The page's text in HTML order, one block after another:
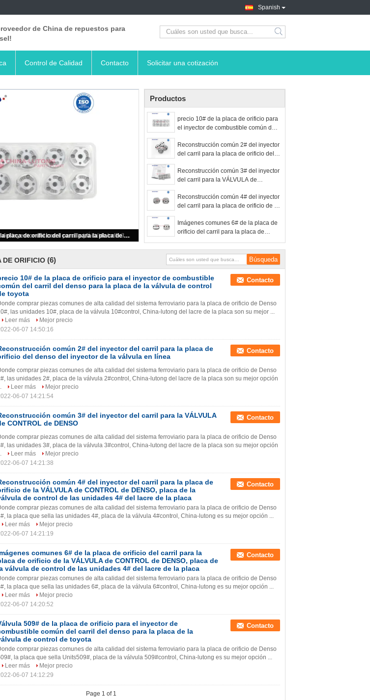
Spanish
de China de repuestos para
Control de Calidad Contacto Solicitar una cotización
precio 10# de la placa de orificio para el inyector de combustible común del carril del denso para la placa de la válvula de control de toyota
Productos
precio 10# de la placa de orificio para
el inyector de combustible común del
válvula de control de toyota
Reconstrucción común 2# del inyector
del carril para la placa de orificio del
línea
Reconstrucción común 3# del inyector
del carril para la VÁLVULA de
Reconstrucción común 4# del inyector
del carril para la placa de orificio de la
placa de la válvula de control de las
unidades 4# del lacre de la placa
Imágenes comunes 6# de la placa de
orificio del carril para la placa de
de DENSO, placa de la válvula de
control de las unidades 4# del lacre
de la placa
DE ORIFICIO (6)
10# de la placa de orificio para el inyector de combustible
del carril del denso para la placa de la válvula de control
toyota
Contacto
comprar piezas comunes de alta calidad del sistema ferroviario para la placa de orificio de Denso
las unidades 10#, placa de la válvula 10#control, China-lutong del lacre de la placa son su mejor ...
Leer más
Mejor precio
06-07 14:50:16
común 2# del inyector del carril para la placa de
del denso del inyector de la válvula en línea
Contacto
comprar piezas comunes de alta calidad del sistema ferroviario para la placa de orificio de Denso
las unidades 2#, placa de la válvula 2#control, China-lutong del lacre de la placa son su mejor opción
Leer más
Mejor precio
06-07 14:21:54
común 3# del inyector del carril para la VÁLVULA
CONTROL de DENSO
Contacto
comprar piezas comunes de alta calidad del sistema ferroviario para la placa de orificio de Denso
las unidades 3#, placa de la válvula 3#control, China-lutong del lacre de la placa son su mejor opción
Leer más
Mejor precio
06-07 14:21:38
común 4# del inyector del carril para la placa de
de la VÁLVULA de CONTROL de DENSO, placa de la
de control de las unidades 4# del lacre de la placa
Contacto
comprar piezas comunes de alta calidad del sistema ferroviario para la placa de orificio de Denso
la placa que sella las unidades 4#, placa de la válvula 4#control, China-lutong es su mejor opción ...
Leer más
Mejor precio
06-07 14:21:19
comunes 6# de la placa de orificio del carril para la
de orificio de la VÁLVULA de CONTROL de DENSO, placa de
válvula de control de las unidades 4# del lacre de la placa
Contacto
comprar piezas comunes de alta calidad del sistema ferroviario para la placa de orificio de Denso
la placa que sella las unidades 6#, placa de la válvula 6#control, China-lutong es su mejor opción ...
Leer más
Mejor precio
06-07 14:20:52
509# de la placa de orificio para el inyector de
común del carril del denso para la placa de la
de control de toyota
Contacto
comprar piezas comunes de alta calidad del sistema ferroviario para la placa de orificio de Denso
la placa que sella Units509#, placa de la válvula 509#control, China-lutong es su mejor opción ...
Leer más
Mejor precio
06-07 14:12:29
Page 1 of 1